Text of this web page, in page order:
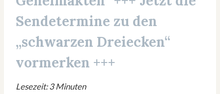
Sendetermine zu den
„schwarzen Dreiecken“
vormerken +++
Lesezeit: 3 Minuten